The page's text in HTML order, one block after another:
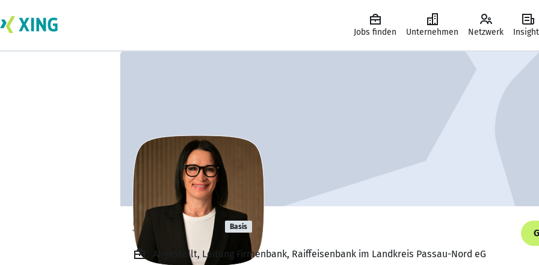
Jobs finden Unternehmen Netzwerk
Silke Krenn Basis
Angestellt, Leitung Firmenbank, Raiffeisenbank im Landkreis Passau-Nord eG